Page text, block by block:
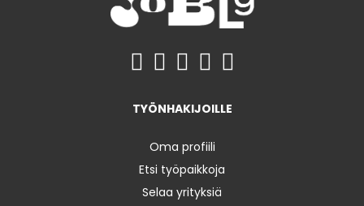
TYÖNHAKIJOILLE
Oma profiili
Etsi työpaikkoja
Selaa yrityksiä